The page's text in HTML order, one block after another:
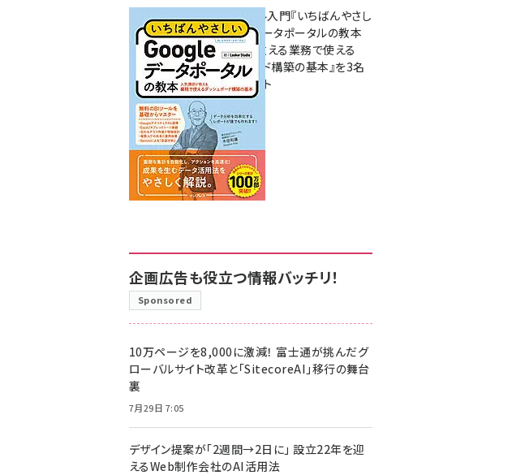
無料BIツール入門『いちばんやさし
いGoogleデータポータルの教本
人気講師が教える業務で使える
ダッシュボード構築の基本』を3名
様にプレゼント
7月31日 10:00
企画広告も役立つ情報バッチリ！
Sponsored
10万ページを8,000に激減！ 富士通が挑んだグ
ローバルサイト改革と「SitecoreAI」移行の舞台
裏
7月29日 7:05
デザイン提案が「2週間→2日に」 設立22年を迎
えるWeb制作会社のAI活用法